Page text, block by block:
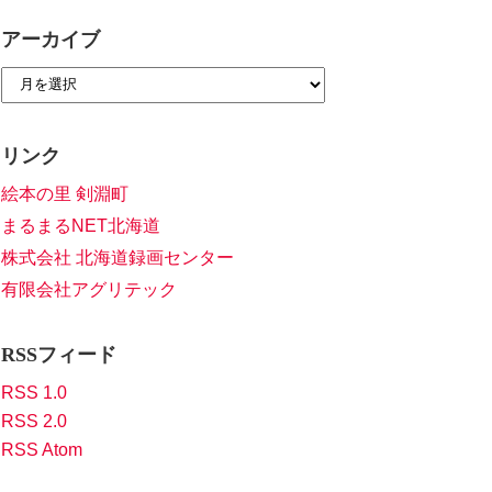
アーカイブ
リンク
絵本の里 剣淵町
まるまるNET北海道
株式会社 北海道録画センター
有限会社アグリテック
RSSフィード
RSS 1.0
RSS 2.0
RSS Atom